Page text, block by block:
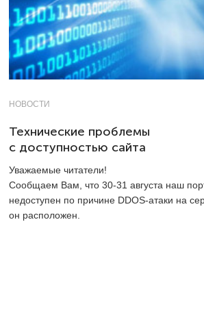
НОВОСТИ
Технические проблемы
с доступностью сайта
Уважаемые читатели!
Сообщаем Вам, что 30-31 августа наш
недоступен по причине DDOS-атаки на
он расположен.